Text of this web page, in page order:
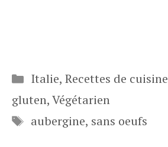
Catégories
Italie, Recettes de cuisine
gluten,Végétarien
Étiquettes
aubergine, sans oeufs